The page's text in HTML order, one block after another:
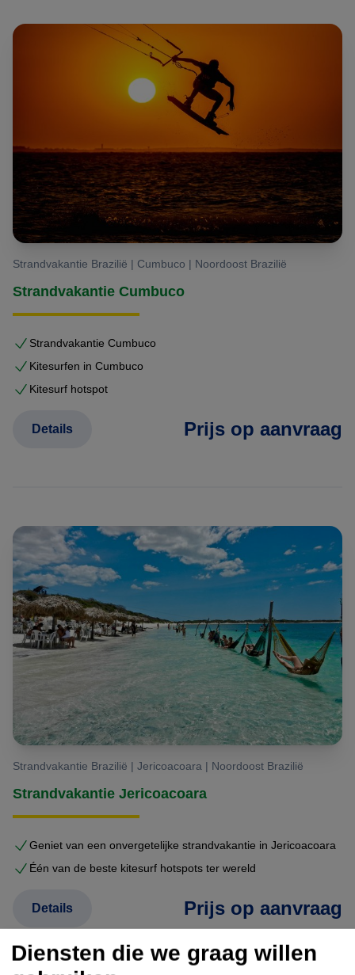
Strandvakantie Brazilië | Cumbuco | Noordoost Brazilië
Strandvakantie Cumbuco
Strandvakantie Cumbuco
Kitesurfen in Cumbuco
Kitesurf hotspot
Prijs op aanvraag
Details
Strandvakantie Brazilië | Jericoacoara | Noordoost Brazilië
Strandvakantie Jericoacoara
Geniet van een onvergetelijke strandvakantie in Jericoacoara
Één van de beste kitesurf hotspots ter wereld
Prijs op aanvraag
Details
Diensten die we graag willen